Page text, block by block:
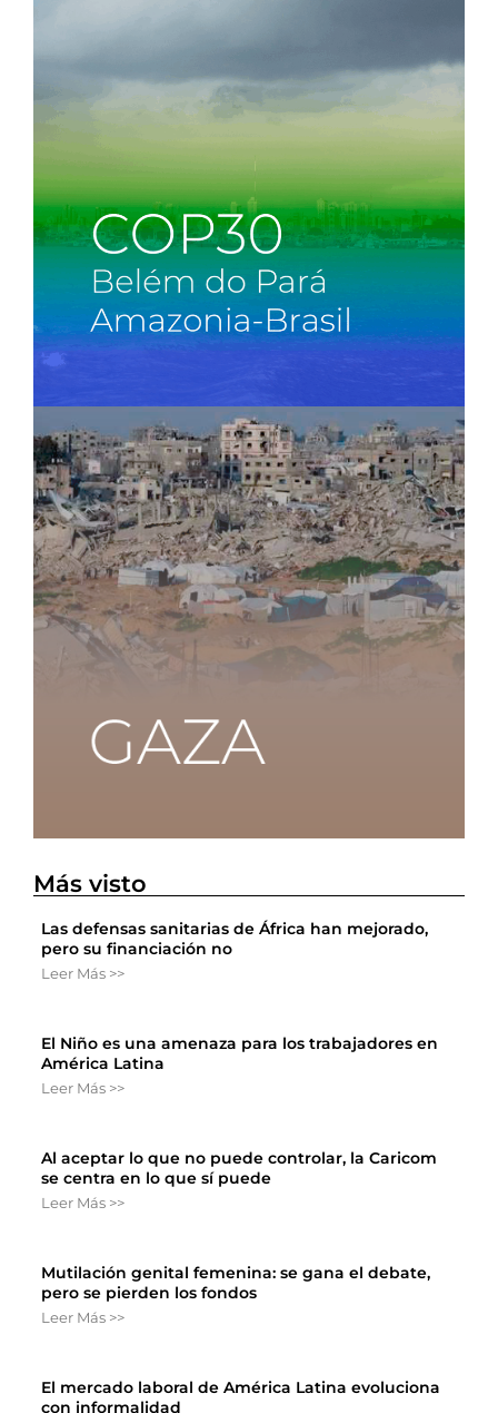
Más visto
Las defensas sanitarias de África han mejorado,
pero su financiación no
Leer Más >>
El Niño es una amenaza para los trabajadores en
América Latina
Leer Más >>
Al aceptar lo que no puede controlar, la Caricom
se centra en lo que sí puede
Leer Más >>
Mutilación genital femenina: se gana el debate,
pero se pierden los fondos
Leer Más >>
El mercado laboral de América Latina evoluciona
con informalidad